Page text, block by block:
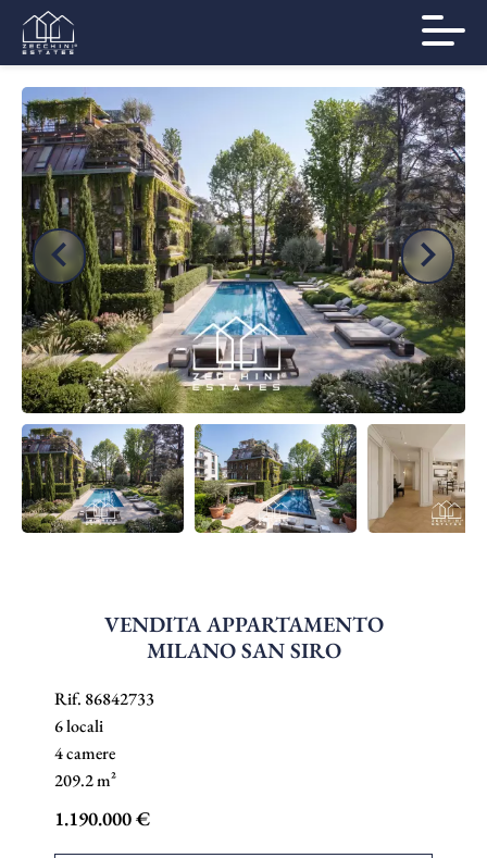
VENDITA APPARTAMENTO
MILANO SAN SIRO
Rif. 86842733
6 locali
4 camere
209.2 m²
1.190.000 €